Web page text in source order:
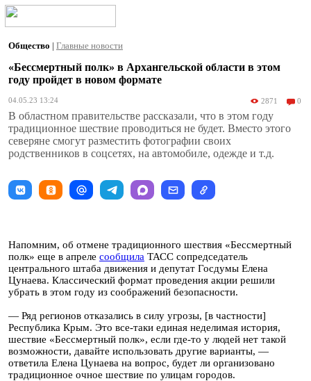
Общество | Главные новости
«Бессмертный полк» в Архангельской области в этом
году пройдет в новом формате
04.05.23 13:24 2871 0
В областном правительстве рассказали, что в этом году
традиционное шествие проводиться не будет. Вместо этого
северяне смогут разместить фотографии своих
родственников в соцсетях, на автомобиле, одежде и т.д.
Напомним, об отмене традиционного шествия «Бессмертный
полк» еще в апреле сообщила ТАСС сопредседатель
центрального штаба движения и депутат Госдумы Елена
Цунаева. Классический формат проведения акции решили
убрать в этом году из соображений безопасности.
— Ряд регионов отказались в силу угрозы, [в частности]
Республика Крым. Это все-таки единая неделимая история,
шествие «Бессмертный полк», если где-то у людей нет такой
возможности, давайте использовать другие варианты, —
ответила Елена Цунаева на вопрос, будет ли организовано
традиционное очное шествие по улицам городов.